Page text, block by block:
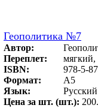
Геополитика №7
Автор:
Переплет:
мягкий,
ISBN:
978-5-
Формат:
А5
Язык:
Русский
Цена за шт. (шт.):